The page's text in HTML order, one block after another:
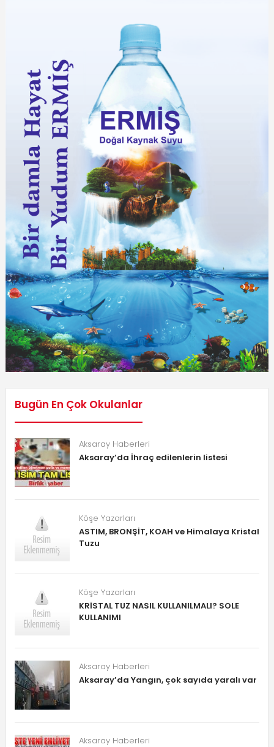
Bugün En Çok Okulanlar
Aksaray Haberleri
Aksaray’da İhraç edilenlerin listesi
Köşe Yazarları
ASTIM, BRONŞİT, KOAH ve Himalaya Kristal
Tuzu
Köşe Yazarları
KRİSTAL TUZ NASIL KULLANILMALI? SOLE
KULLANIMI
Aksaray Haberleri
Aksaray’da Yangın, çok sayıda yaralı var
Aksaray Haberleri